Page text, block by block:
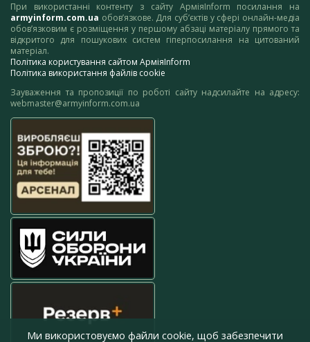
При використанні контенту з сайту АрміяInform посилання на
armyinform.com.ua обов’язкове. Для суб’єктів у сфері онлайн-медіа
обов’язковим є розміщення у першому абзаці матеріалу прямого та
відкритого для пошукових систем гіперпосилання на цитований
матеріал.
Політика користування сайтом АрміяInform
Політика використання файлів cookie
Зауваження та пропозиції по роботі сайту надсилайте на адресу:
webmaster@armyinform.com.ua
Ми використовуємо файли cookie, щоб забезпечити